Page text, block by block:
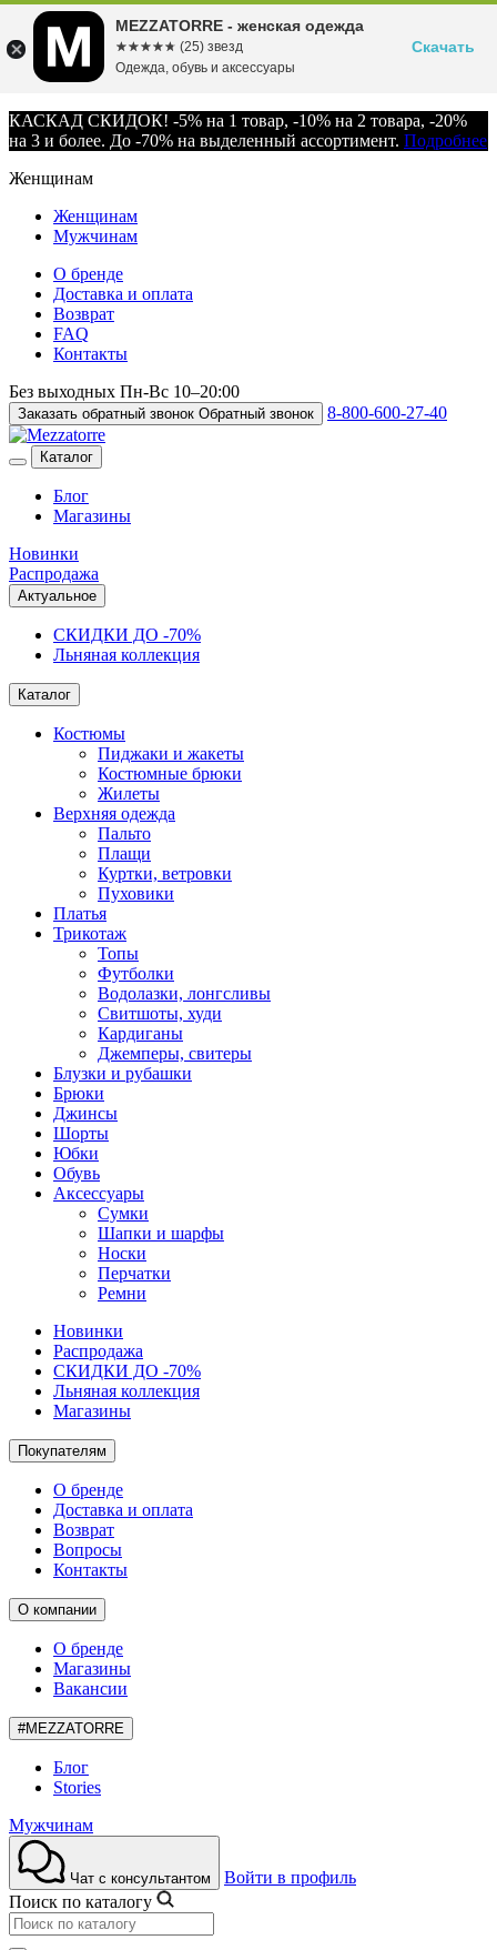
КАСКАД СКИДОК! -5% на 1 товар, -10% на 2 товара, -20%
на 3 и более. До -70% на выделенный ассортимент. Подробнее
Женщинам
Женщинам
Мужчинам
О бренде
Доставка и оплата
Возврат
FAQ
Контакты
Без выходных Пн-Вс 10–20:00
Заказать обратный звонок Обратный звонок 8-800-600-27-40
Каталог
Блог
Магазины
Новинки
Распродажа
Актуальное
СКИДКИ ДО -70%
Льняная коллекция
Каталог
Костюмы
Пиджаки и жакеты
Костюмные брюки
Жилеты
Верхняя одежда
Пальто
Плащи
Куртки, ветровки
Пуховики
Платья
Трикотаж
Топы
Футболки
Водолазки, лонгсливы
Свитшоты, худи
Кардиганы
Джемперы, свитеры
Блузки и рубашки
Брюки
Джинсы
Шорты
Юбки
Обувь
Аксессуары
Сумки
Шапки и шарфы
Носки
Перчатки
Ремни
Новинки
Распродажа
СКИДКИ ДО -70%
Льняная коллекция
Магазины
Покупателям
О бренде
Доставка и оплата
Возврат
Вопросы
Контакты
О компании
О бренде
Магазины
Вакансии
#MEZZATORRE
Блог
Stories
Мужчинам
Чат с консультантом
Войти в профиль
Поиск по каталогу
MEZZATORRE - женская одежда
☆☆☆☆☆
★★★★★ (25) звезд
Одежда, обувь и аксессуары
Скачать